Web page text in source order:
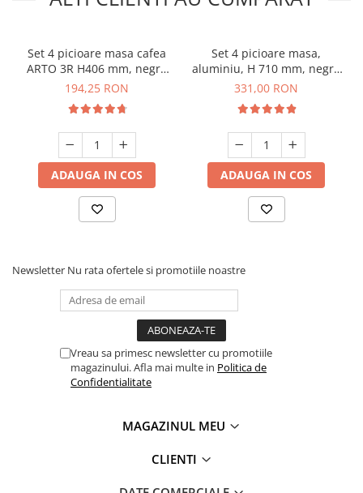
Set 4 picioare masa cafea
ARTO 3R H406 mm, negru
mat
194,25 RON
ADAUGA IN COS
Set 4 picioare masa,
aluminiu, H 710 mm, negru
mat
331,00 RON
ADAUGA IN COS
Newsletter Nu rata ofertele si promotiile noastre
Vreau sa primesc newsletter cu promotiile
magazinului. Afla mai multe in Politica de
Confidentialitate
MAGAZINUL MEU
CLIENTI